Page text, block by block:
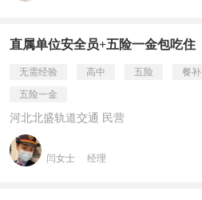
直属单位安全员+五险一金包吃住
无需经验 高中 五险 餐补
五险一金
河北北盛轨道交通 民营
闫女士 经理